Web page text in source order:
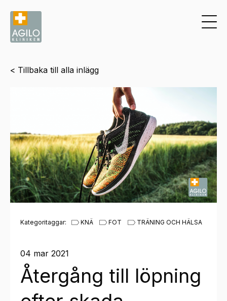
< Tillbaka till alla inlägg
Kategoritaggar: KNÄ FOT TRÄNING OCH HÄLSA
04 mar 2021
Återgång till löpning